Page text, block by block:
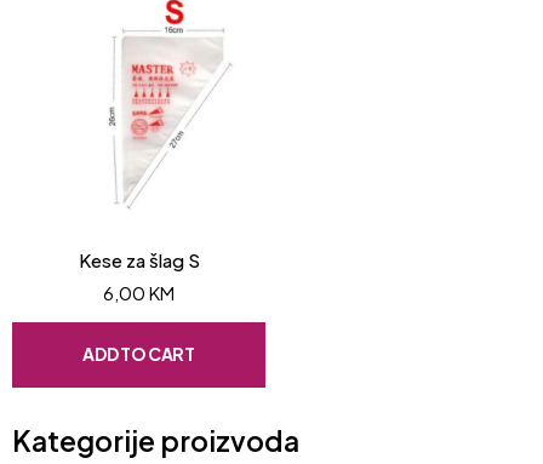
Kategorije proizvoda
Kese za šlag S
6,00 KM
ADD TO CART